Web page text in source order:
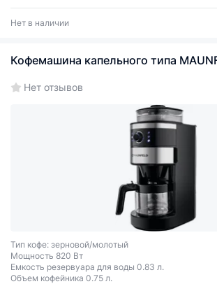
Нет в наличии
Кофемашина капельного типа
Нет отзывов
Тип кофе: зерновой/молотый
Мощность 820 Вт
Емкость резервуара для воды 0.83 л.
Объем кофейника 0.75 л.